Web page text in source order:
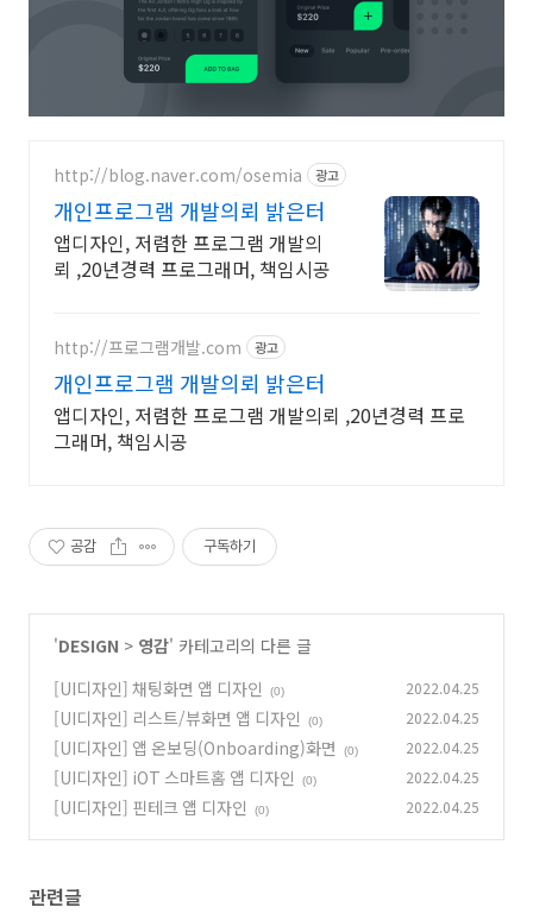
http://blog.naver.com/osemia 광고
개인프로그램 개발의뢰 밝은터
앱디자인, 저렴한 프로그램 개발의
뢰 ,20년경력 프로그래머, 책임시공
http://프로그램개발.com 광고
개인프로그램 개발의뢰 밝은터
앱디자인, 저렴한 프로그램 개발의뢰 ,20년경력 프로
그래머, 책임시공
공감 구독하기
'DESIGN > 영감' 카테고리의 다른 글
[UI디자인] 채팅화면 앱 디자인
(0) 2022.04.25
[UI디자인] 리스트/뷰화면 앱 디자인 (0) 2022.04.25
[UI디자인] 앱 온보딩(Onboarding)화면 (0) 2022.04.25
[UI디자인] iOT 스마트홈 앱 디자인 (0) 2022.04.25
[UI디자인] 핀테크 앱 디자인 (0) 2022.04.25
관련글